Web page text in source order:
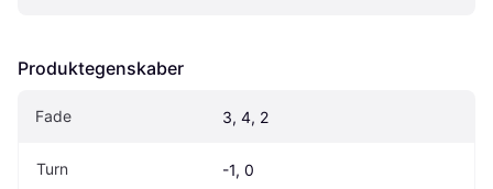
Produktegenskaber
Fade 3, 4, 2
Turn -1, 0